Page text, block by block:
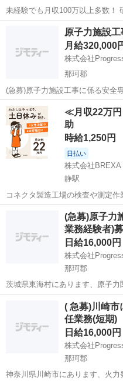
未経験でも月収100万以上多数！
集！ 【仕事内容】 個人宅に出張し、電化製品全般の修理業務を行いま
していきま...
水戸市 その他 営
原子力施設
月給320,000
株式会社
那珂郡
(急募)原子力施設工事に係る安全
東海村にあります、原子力関連
募集しています。 火力発電所、
全業務の経験者を募集します。...
茨城 那珂郡 その他 業
≪月収22万円
助
時給1,250円
日払い
株式会社BREXA
静駅
コネクタ製造工場の検査や測定作
日128日★クリーンルーム内作業
★就業先食堂利用可！日払い制度あ
工場のお仕事 ◇コネクタ製造工...
常陸大宮市 静駅
(急募)原子力
業務経験者)
日給16,000円
株式会社
那珂郡
茨城県東海村にあります、原子
験者を募集しています。 火力発
どで安全業務の経験者を募集し
その他 業
( 急募)川崎市
任業務(短期)
日給16,000円
株式会社
那珂郡
神奈川県川崎市にあります、火